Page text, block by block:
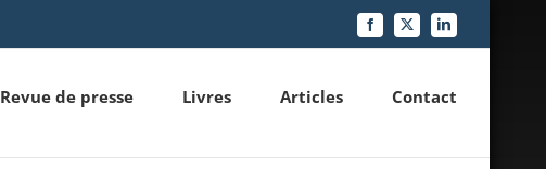
Facebook
X LinkedIn
Revue de presse Livres Articles Contact